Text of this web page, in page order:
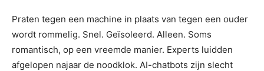
Praten tegen een machine in plaats van tegen een ouder
wordt rommelig. Snel. Geïsoleerd. Alleen. Soms
romantisch, op een vreemde manier. Experts luidden
afgelopen najaar de noodklok. AI-chatbots zijn slecht